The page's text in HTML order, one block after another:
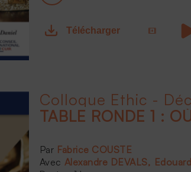
Télécharger
Colloque Ethic -
TABLE RONDE 1 :
Fabrice COUSTE
Alexandre DEVALS